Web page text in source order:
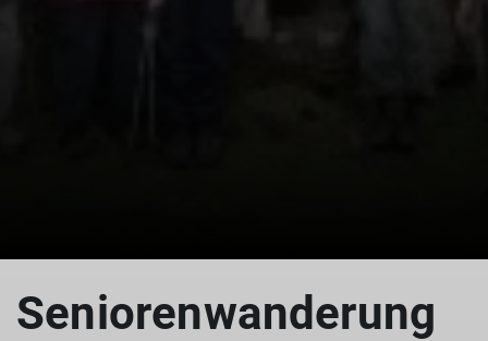
Seniorenwanderung